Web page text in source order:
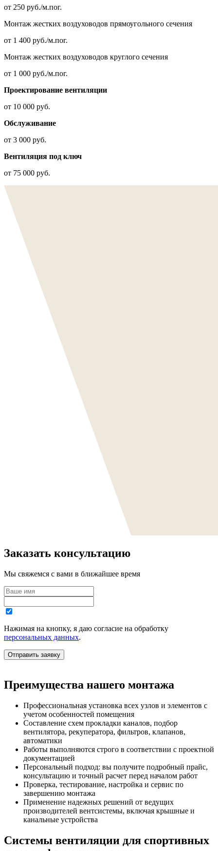
от 250 руб./м.пог.
Монтаж жестких воздуховодов прямоугольного сечения
от 1 400 руб./м.пог.
Монтаж жестких воздуховодов круглого сечения
от 1 000 руб./м.пог.
Проектирование вентиляции
от 10 000 руб.
Обслуживание
от 3 000 руб.
Вентиляция под ключ
от 75 000 руб.
Заказать консультацию
Мы свяжемся с вами в ближайшее время
Нажимая на кнопку, я даю согласие на обработку
персональных данных.
Преимущества нашего монтажа
Профессиональная установка всех узлов и элементов с
учетом особенностей помещения
Составление схем прокладки каналов, подбор
вентилятора, рекуператора, фильтров, клапанов,
автоматики
Работы выполняются строго в соответствии с проектной
документацией
Персональный подход: вы получите подробный прайс,
консультацию и точный расчет перед началом работ
Проверка, тестирование, настройка и сервис по
завершению монтажа
Применение надежных решений от ведущих
производителей вентсистемы, включая крышные и
канальные устройства
Системы вентиляции для спортивных